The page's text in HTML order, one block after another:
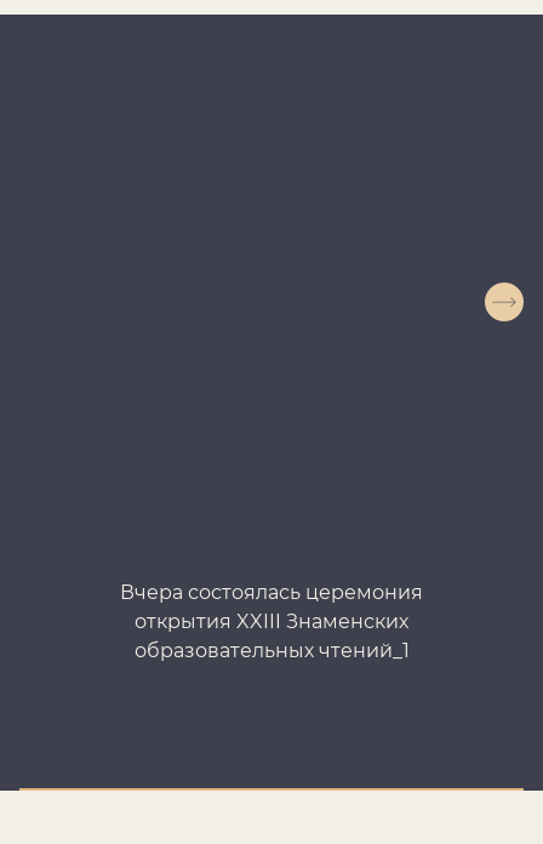
Вчера состоялась церемония
открытия XXIII Знаменских
образовательных чтений_1